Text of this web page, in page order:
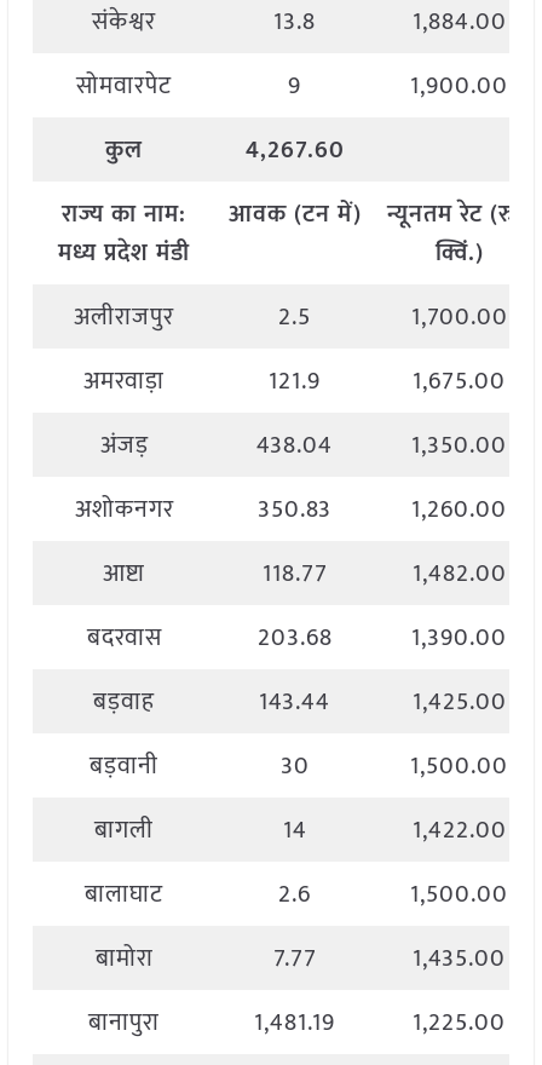
संकेश्वर
13.8
1,884.00
सोमवारपेट
9
1,900.00
कुल
4,267.60
राज्यकानाम:
मध्यप्रदेश मंडी
आवक (टनमें) न्यूनतमरेट (रु
क्विं.)
अलीराजपुर
2.5
1,700.00
अमरवाड़ा
121.9
1,675.00
अंजड़
438.04
1,350.00
अशोकनगर
350.83
1,260.00
आष्टा
118.77
1,482.00
बदरवास
203.68
1,390.00
बड़वाह
143.44
1,425.00
बड़वानी
30
1,500.00
बागली
14
1,422.00
बालाघाट
2.6
1,500.00
बामोरा
7.77
1,435.00
बानापुरा
1,481.19
1,225.00